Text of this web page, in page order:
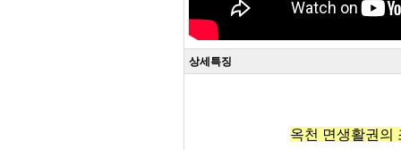
상세특징
옥천 면생활권의